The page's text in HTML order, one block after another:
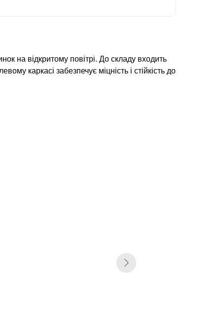
на відкритому повітрі. До складу входить
каркасі забезпечує міцність і стійкість до